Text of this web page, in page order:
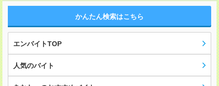
かんたん検索はこちら
エンバイトTOP
人気のバイト